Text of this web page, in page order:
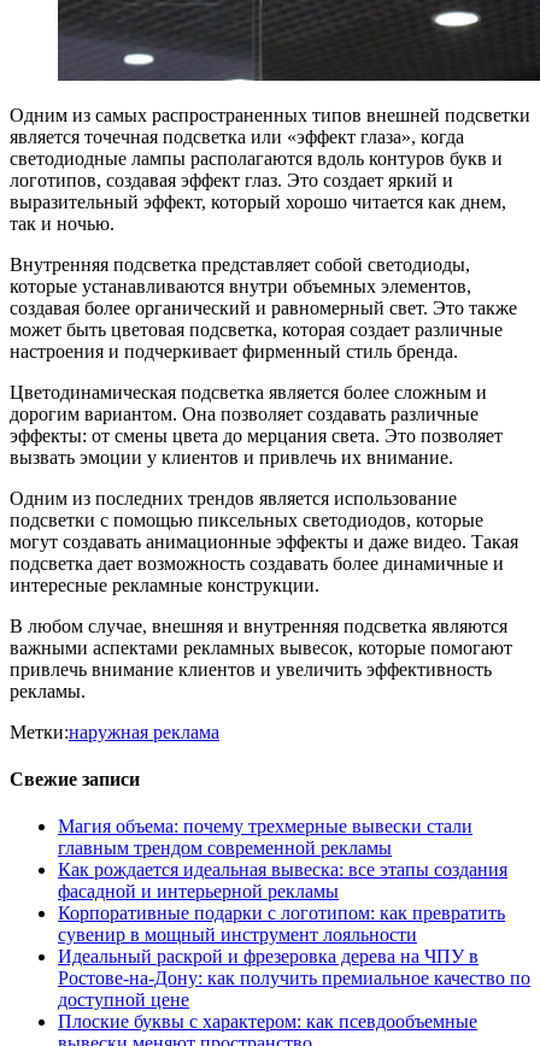
Одним из самых распространенных типов внешней подсветки
является точечная подсветка или «эффект глаза», когда
светодиодные лампы располагаются вдоль контуров букв и
логотипов, создавая эффект глаз. Это создает яркий и
выразительный эффект, который хорошо читается как днем,
так и ночью.
Внутренняя подсветка представляет собой светодиоды,
которые устанавливаются внутри объемных элементов,
создавая более органический и равномерный свет. Это также
может быть цветовая подсветка, которая создает различные
настроения и подчеркивает фирменный стиль бренда.
Цветодинамическая подсветка является более сложным и
дорогим вариантом. Она позволяет создавать различные
эффекты: от смены цвета до мерцания света. Это позволяет
вызвать эмоции у клиентов и привлечь их внимание.
Одним из последних трендов является использование
подсветки с помощью пиксельных светодиодов, которые
могут создавать анимационные эффекты и даже видео. Такая
подсветка дает возможность создавать более динамичные и
интересные рекламные конструкции.
В любом случае, внешняя и внутренняя подсветка являются
важными аспектами рекламных вывесок, которые помогают
привлечь внимание клиентов и увеличить эффективность
рекламы.
Метки:наружная реклама
Свежие записи
Магия объема: почему трехмерные вывески стали
главным трендом современной рекламы
Как рождается идеальная вывеска: все этапы создания
фасадной и интерьерной рекламы
Корпоративные подарки с логотипом: как превратить
сувенир в мощный инструмент лояльности
Идеальный раскрой и фрезеровка дерева на ЧПУ в
Ростове-на-Дону: как получить премиальное качество по
доступной цене
Плоские буквы с характером: как псевдообъемные